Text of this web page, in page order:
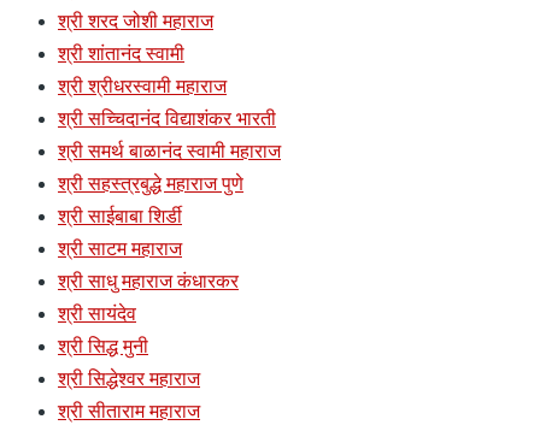
श्री शरद जोशी महाराज
श्री शांतानंद स्वामी
श्री श्रीधरस्वामी महाराज
श्री सच्चिदानंद विद्याशंकर भारती
श्री समर्थ बाळानंद स्वामी महाराज
श्री सहस्त्रबुद्धे महाराज पुणे
श्री साईबाबा शिर्डी
श्री साटम महाराज
श्री साधु महाराज कंधारकर
श्री सायंदेव
श्री सिद्ध मुनी
श्री सिद्धेश्वर महाराज
श्री सीताराम महाराज